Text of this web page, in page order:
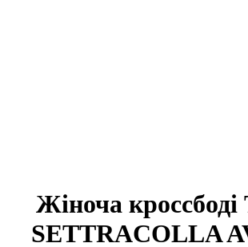
Жіноча
SETTRACOLLA